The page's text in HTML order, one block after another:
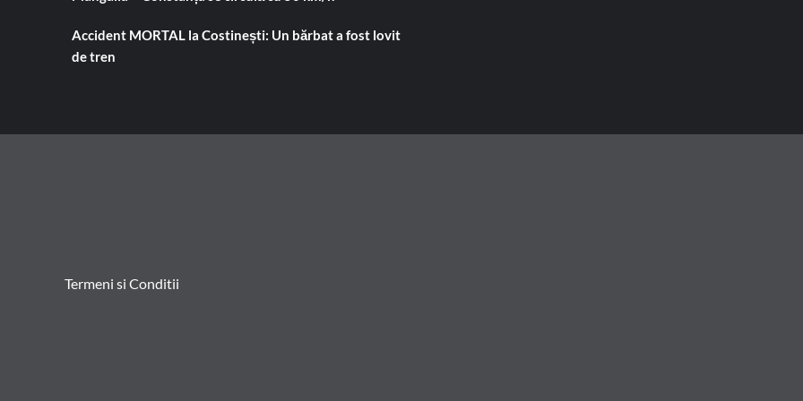
Accident MORTAL la Costinești: Un bărbat a fost lovit
de tren
Termeni si Conditii